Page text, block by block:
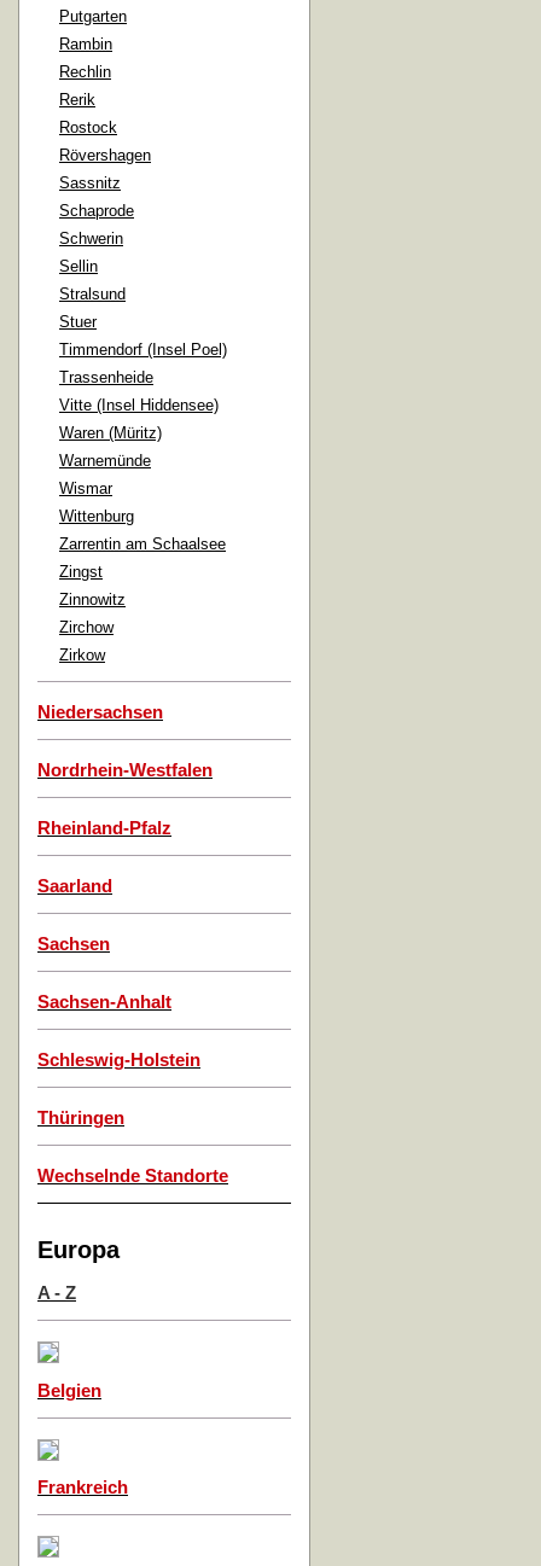
Putgarten
Rambin
Rechlin
Rerik
Rostock
Rövershagen
Sassnitz
Schaprode
Schwerin
Sellin
Stralsund
Stuer
Timmendorf (Insel Poel)
Trassenheide
Vitte (Insel Hiddensee)
Waren (Müritz)
Warnemünde
Wismar
Wittenburg
Zarrentin am Schaalsee
Zingst
Zinnowitz
Zirchow
Zirkow
Niedersachsen
Nordrhein-Westfalen
Rheinland-Pfalz
Saarland
Sachsen
Sachsen-Anhalt
Schleswig-Holstein
Thüringen
Wechselnde Standorte
Europa
A - Z
Belgien
Frankreich